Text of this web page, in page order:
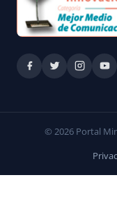
© 2026 Portal